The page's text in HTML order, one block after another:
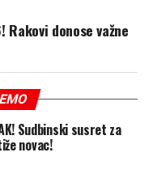
Rakovi donose važne
Sudbinski susret za
novac!